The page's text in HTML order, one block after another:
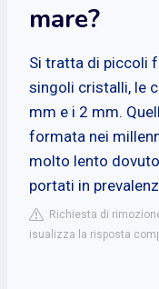
mare?
Si tratta di piccoli
singoli cristalli, le
mm e i 2 mm.
formata nei
molto lento
portati in
Richiesta di
isualizza la risposta